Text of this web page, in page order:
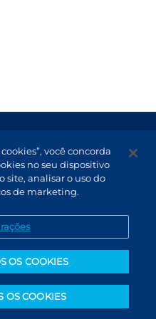
você concorda
no seu dispositivo
site, analisar o uso do
de marketing.
OS COOKIES
OS COOKIES